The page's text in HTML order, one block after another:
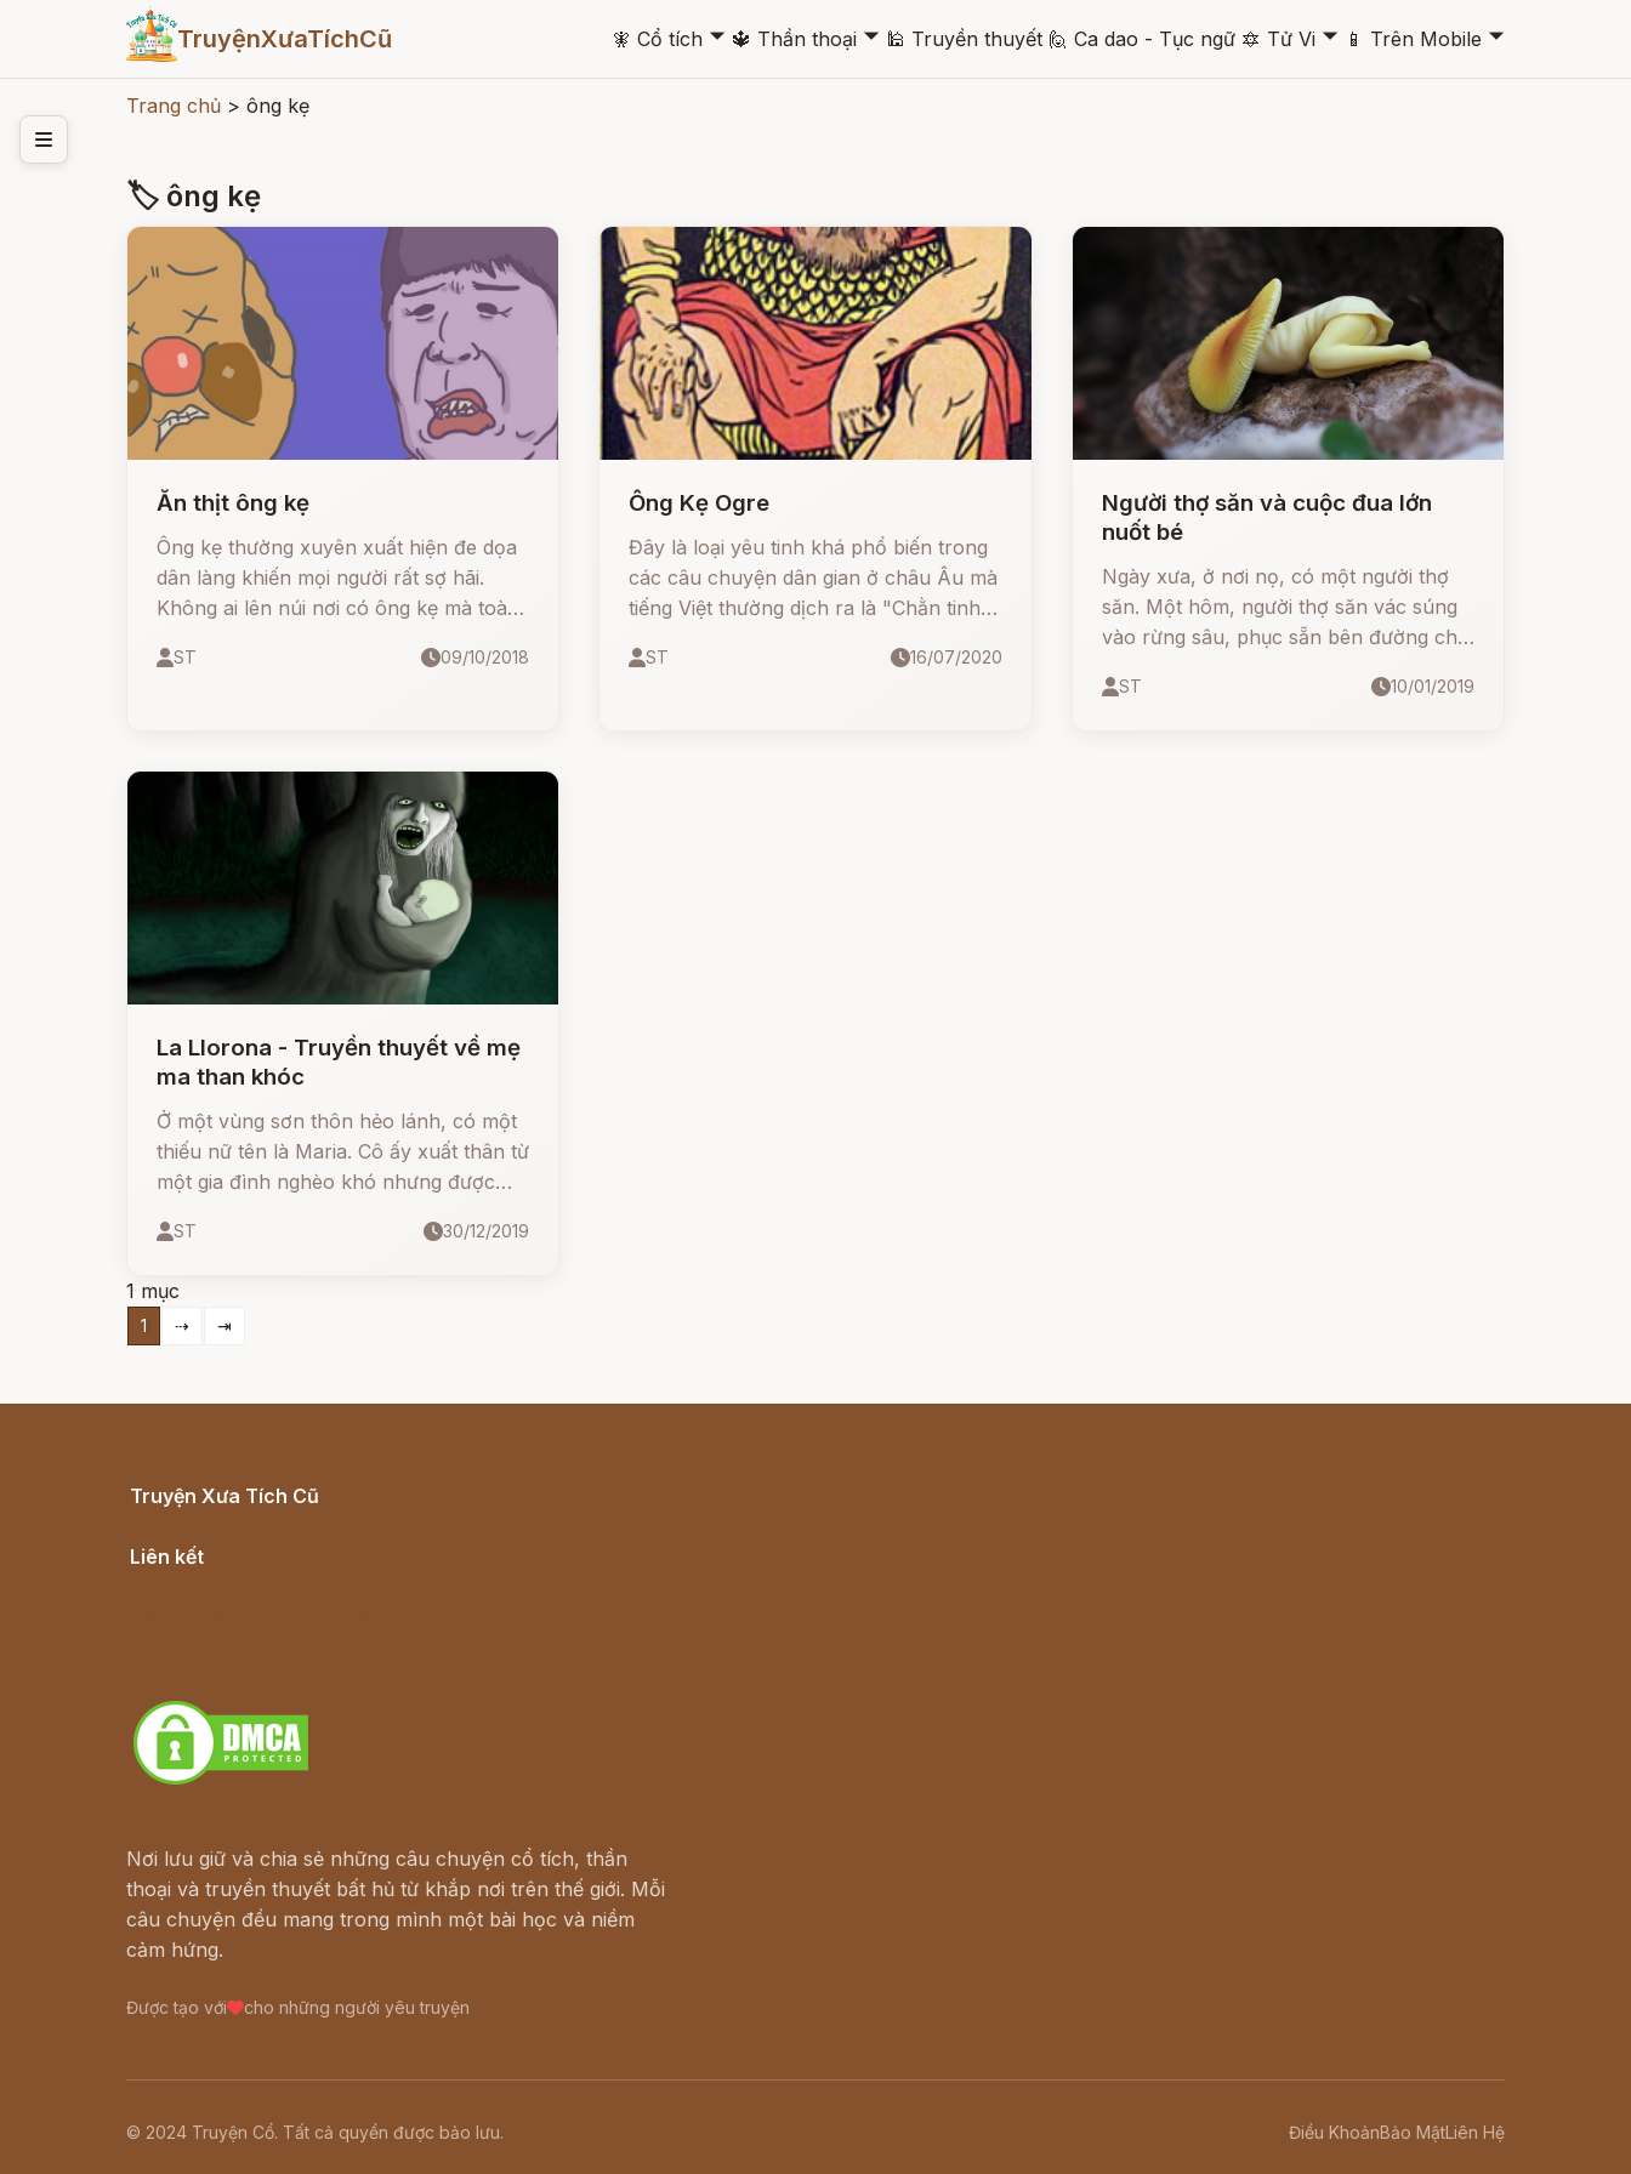
TruyệnXưaTíchCũ 🧚 Cổ tích 🞃 🔱 Thần thoại 🞃 🕌 Truyền thuyết 🙋 Ca dao - Tục ngữ 🔯 Tử Vi 🞃 📱 Trên Mobile 🞃
Trang chủ > ông kẹ
🏷 ông kẹ
Ăn thịt ông kẹ
Ông kẹ thường xuyên xuất hiện đe dọa
dân làng khiến mọi người rất sợ hãi.
Không ai lên núi nơi có ông kẹ mà toàn
ST 09/10/2018
Ông Kẹ Ogre
Đây là loại yêu tinh khá phổ biến trong
các câu chuyện dân gian ở châu Âu mà
tiếng Việt thường dịch ra là "Chằn tinh"
từ tiếng Pháp và thường được gán cho
ST 16/07/2020
Người thợ săn và cuộc đua lớn
nuốt bé
Ngày xưa, ở nơi nọ, có một người thợ
săn. Một hôm, người thợ săn vác súng
vào rừng sâu, phục sẵn bên đường chờ
tối, khi xung quanh đã trở nên âm u,
ST 10/01/2019
La Llorona - Truyền thuyết về mẹ
ma than khóc
Ở một vùng sơn thôn hẻo lánh, có một
thiếu nữ tên là Maria. Cô ấy xuất thân từ
một gia đình nghèo khó nhưng được
một ngày nọ, một nhà quý tộc giàu có
thấy Maria, chàng quý tộc đã say mê
Maria và ngược lại, Maria cũng bị vẻ
ST 30/12/2019
1 mục
1 ⇢ ⇥
Truyện Xưa Tích Cũ
Liên kết
Nơi lưu giữ và chia sẻ những câu chuyện cổ tích, thần
thoại và truyền thuyết bất hủ từ khắp nơi trên thế giới. Mỗi
câu chuyện đều mang trong mình một bài học và niềm
cảm hứng.
Được tạo với cho những người yêu truyện
© 2024 Truyện Cổ. Tất cả quyền được bảo lưu. Điều KhoảnBảo MậtLiên Hệ